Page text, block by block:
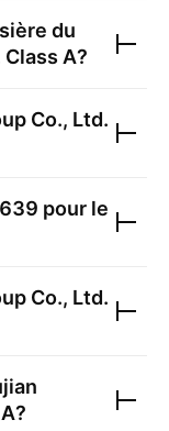
du
A?
Co., Ltd.
pour le
Co., Ltd.
?